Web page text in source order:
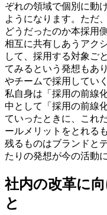
ぞれの領域で個別に動
ようになります。ただ
どうだったのか本採用
相互に共有しあうアク
して、採用する対象ご
てみるという発想もあ
やチームで採用してい
私自身は「採用の前線
中として「採用の前線
ていったときに、これ
ールメリットをとれる
残るものはブランドと
たりの発想が今の活動
社内の改革に
と